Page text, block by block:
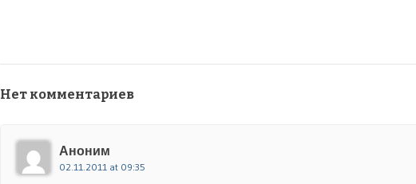
Нет комментариев
Аноним
02.11.2011 at 09:35